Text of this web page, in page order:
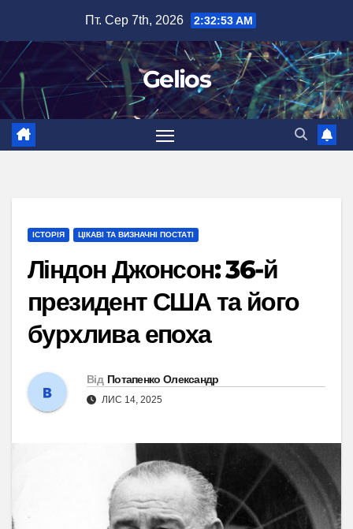
вмісту
Пт. Сер 7th, 2026 2:32:54 AM
Gelios
ІСТОРІЯ ЦІКАВІ ТА ВИЗНАЧНІ ПОСТАТІ
Ліндон Джонсон: 36-й
президент США та його
бурхлива епоха
Від Потапенко Олександр
ЛИС 14, 2025